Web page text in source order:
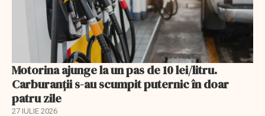
Motorina ajunge la un pas de 10 lei/litru.
Carburanții s-au scumpit puternic în doar
patru zile
27 IULIE 2026